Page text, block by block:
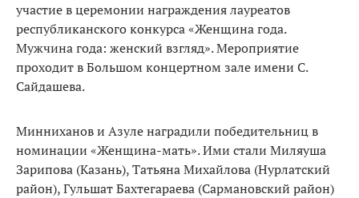
участие в церемонии награждения лауреатов
республиканского конкурса «Женщина года.
Мужчина года: женский взгляд». Мероприятие
проходит в Большом концертном зале имени С.
Сайдашева.
Минниханов и Азуле наградили победительниц в
номинации «Женщина-мать». Ими стали Миляуша
Зарипова (Казань), Татьяна Михайлова (Нурлатский
район), Гульшат Бахтегараева (Сармановский район)